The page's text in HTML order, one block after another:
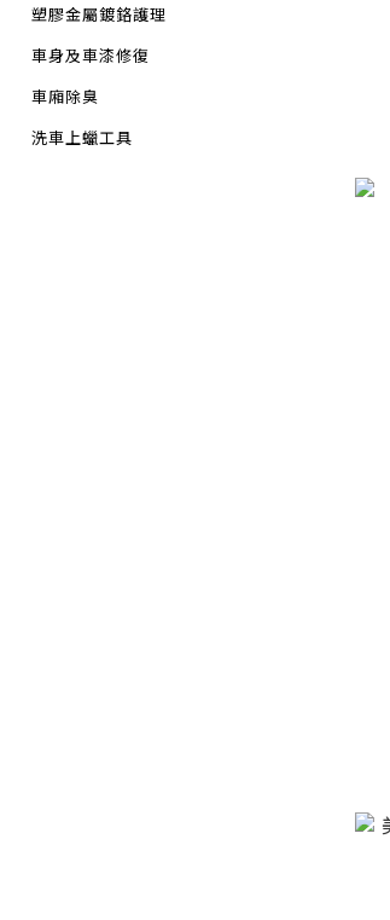
塑膠金屬鍍鉻護理
車身及車漆修復
車廂除臭
洗車上蠟工具